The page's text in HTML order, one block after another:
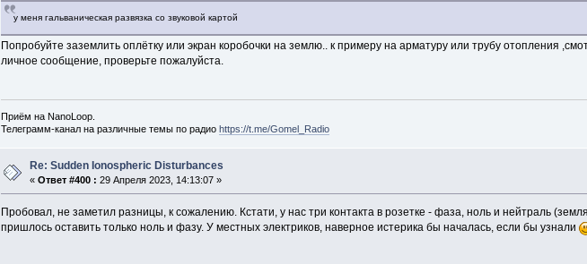
у меня гальваническая развязка со звуковой картой
Попробуйте заземлить оплётку или экран коробочки на землю.. к примеру на арматуру или трубу отопления
личное сообщение, проверьте пожалуйста.
Приём на NanoLoop.
Телеграмм-канал на различные темы по радио https://t.me/Gomel_Radio
Re: Sudden Ionospheric Disturbances
«Ответ #400 : 29 Апреля 2023, 14:13:07 »
Пробовал, не заметил разницы, к сожалению. Кстати, у нас три контакта в розетке - фаза, ноль и нейтраль
пришлось оставить только ноль и фазу. У местных электриков, наверное истерика бы началась, если бы узнали